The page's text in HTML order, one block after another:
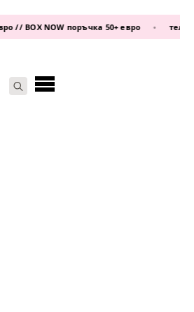
NOW поръчка 50+ евро • телефон: